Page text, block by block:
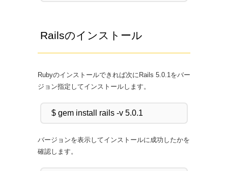
Railsのインストール
Rubyのインストールできれば次にRails 5.0.1をバー
ジョン指定してインストールします。
バージョンを表示してインストールに成功したかを
確認します。